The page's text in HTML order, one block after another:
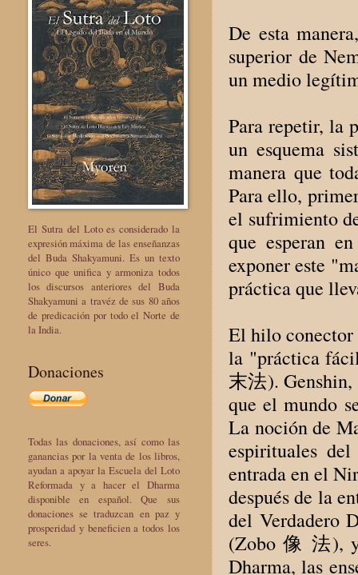
De esta
superior de
un medio
Para repetir, la
un esquema
manera que
Para ello,
el sufrimiento
que esperan
exponer este
práctica que
El hilo conector
la "práctica
末法). Genshin,
que el mundo
La noción de
espirituales
entrada en el
después de la
del Verdadero
(Zobo 像 法),
Dharma, las
El Sutra del Loto es considerado la
expresión máxima de las enseñanzas
del Buda Shakyamuni. Es un texto
único que unifica y armoniza todos
los discursos anteriores del Buda
Shakyamuni a travéz de sus 80 años
de predicación por todo el Norte de
la India.
Donaciones
Todas las donaciones, así como las
ganancias por la venta de los libros,
ayudan a apoyar la Escuela del Loto
Reformada y a hacer el Dharma
disponible en español. Que sus
donaciones se traduzcan en paz y
prosperidad y beneficien a todos los
seres.